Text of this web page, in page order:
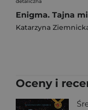
detaliczna
Katarzyna
Oceny i